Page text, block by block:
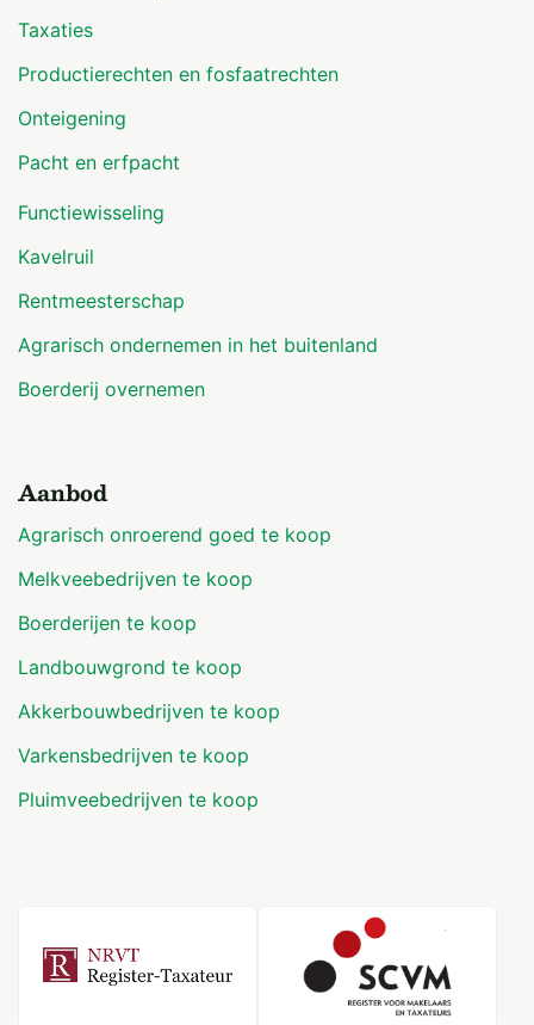
Taxaties
Productierechten en fosfaatrechten
Onteigening
Pacht en erfpacht
Functiewisseling
Kavelruil
Rentmeesterschap
Agrarisch ondernemen in het buitenland
Boerderij overnemen
Aanbod
Agrarisch onroerend goed te koop
Melkveebedrijven te koop
Boerderijen te koop
Landbouwgrond te koop
Akkerbouwbedrijven te koop
Varkensbedrijven te koop
Pluimveebedrijven te koop